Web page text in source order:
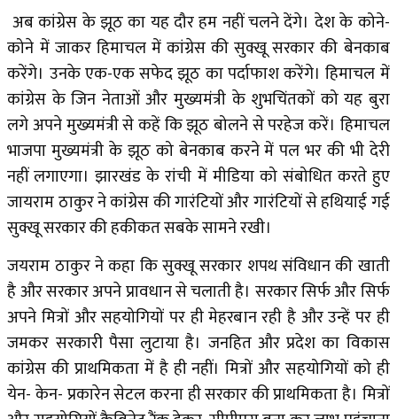
अब कांग्रेस के झूठ का यह दौर हम नहीं चलने देंगे। देश के कोने-
कोने में जाकर हिमाचल में कांग्रेस की सुक्खू सरकार की बेनकाब
करेंगे। उनके एक-एक सफेद झूठ का पर्दाफाश करेंगे। हिमाचल में
कांग्रेस के जिन नेताओं और मुख्यमंत्री के शुभचिंतकों को यह बुरा
लगे अपने मुख्यमंत्री से कहें कि झूठ बोलने से परहेज करें। हिमाचल
भाजपा मुख्यमंत्री के झूठ को बेनकाब करने में पल भर की भी देरी
नहीं लगाएगा। झारखंड के रांची में मीडिया को संबोधित करते हुए
जायराम ठाकुर ने कांग्रेस की गारंटियों और गारंटियों से हथियाई गई
सुक्खू सरकार की हकीकत सबके सामने रखी।
जयराम ठाकुर ने कहा कि सुक्खू सरकार शपथ संविधान की खाती
है और सरकार अपने प्रावधान से चलाती है। सरकार सिर्फ और सिर्फ
अपने मित्रों और सहयोगियों पर ही मेहरबान रही है और उन्हें पर ही
जमकर सरकारी पैसा लुटाया है। जनहित और प्रदेश का विकास
कांग्रेस की प्राथमिकता में है ही नहीं। मित्रों और सहयोगियों को ही
येन- केन- प्रकारेन सेटल करना ही सरकार की प्राथमिकता है। मित्रों